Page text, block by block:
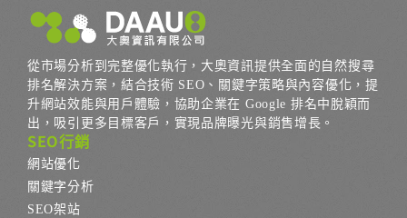
從市場分析到完整優化執行，大奧資訊提供全面的自然搜尋
排名解決方案，結合技術 SEO、關鍵字策略與內容優化，提
升網站效能與用戶體驗，協助企業在 Google 排名中脫穎而
出，吸引更多目標客戶，實現品牌曝光與銷售增長。
SEO行銷
網站優化
關鍵字分析
SEO架站